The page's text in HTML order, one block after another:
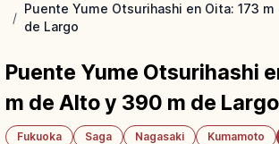
/
Puente Yume Otsurihashi en Oita: 173
de Largo
Puente Yume Otsurihashi
m de Alto y 390 m de Largo
Fukuoka Saga Nagasaki Kumamoto